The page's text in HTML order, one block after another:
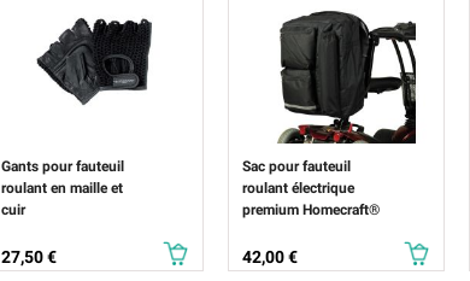
Gants pour fauteuil
roulant en maille et
cuir
Prix
27,50 €
Sac pour fauteuil
roulant électrique
premium Homecraft®
Prix
42,00 €